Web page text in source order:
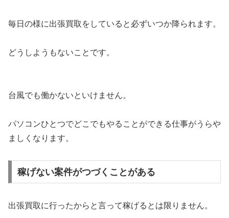
毎日の様に出張買取をしていると必ずいつか降られます。
どうしようもないことです。
台風でも働かないといけません。
パソコンひとつでどこでもやることができる仕事がうらや
ましくなります。
稼げない案件がつづくことがある
出張買取に行ったからと言って稼げるとは限りません。